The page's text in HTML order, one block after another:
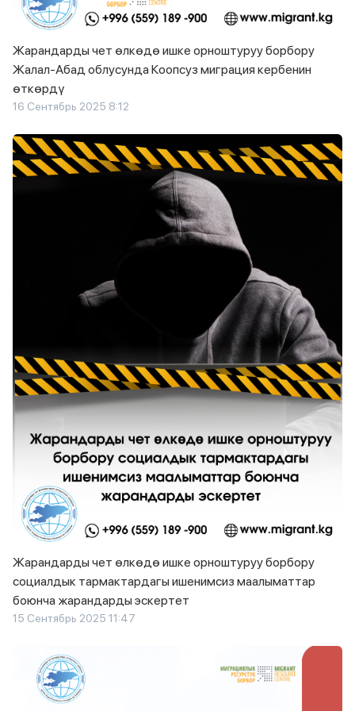
Жарандарды чет өлкөдө ишке орноштуруу борбору
Жалал-Абад облусунда Коопсуз миграция кербенин
өткөрдү
16 Сентябрь 2025 8:12
Жарандарды чет өлкөдө ишке орноштуруу борбору
социалдык тармактардагы ишенимсиз маалыматтар
боюнча жарандарды эскертет
15 Сентябрь 2025 11:47